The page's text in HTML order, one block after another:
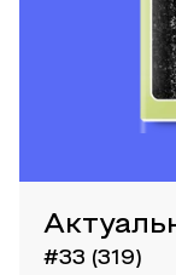
#33 (319)